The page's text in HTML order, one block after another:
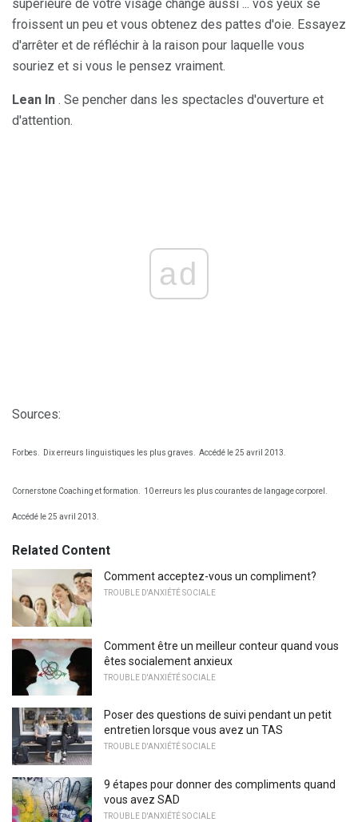
supérieure de votre visage change aussi ... vos yeux se
froissent un peu et vous obtenez des pattes d'oie. Essayez
d'arrêter et de réfléchir à la raison pour laquelle vous
souriez et si vous le pensez vraiment.
Lean In . Se pencher dans les spectacles d'ouverture et
d'attention.
ad
Sources:
Forbes. Dix erreurs linguistiques les plus graves. Accédé le 25 avril 2013.
Cornerstone Coaching et formation. 10 erreurs les plus courantes de langage corporel.
Accédé le 25 avril 2013.
Related Content
Comment acceptez-vous un compliment?
TROUBLE D'ANXIÉTÉ SOCIALE
Comment être un meilleur conteur quand vous
êtes socialement anxieux
TROUBLE D'ANXIÉTÉ SOCIALE
Poser des questions de suivi pendant un petit
entretien lorsque vous avez un TAS
TROUBLE D'ANXIÉTÉ SOCIALE
9 étapes pour donner des compliments quand
vous avez SAD
TROUBLE D'ANXIÉTÉ SOCIALE